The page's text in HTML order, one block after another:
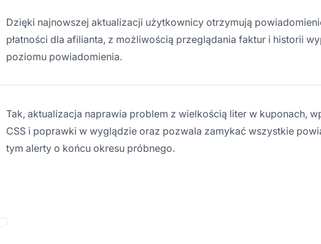
Dzięki najnowszej aktualizacji użytkownicy otrzymują
płatności dla afilianta, z możliwością przeglądania faktur i historii
poziomu powiadomienia.
Tak, aktualizacja naprawia problem z wielkością liter w kuponach,
CSS i poprawki w wyglądzie oraz pozwala zamykać wszystkie
tym alerty o końcu okresu próbnego.